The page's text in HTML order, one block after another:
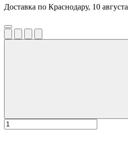
Доставка по Краснодару, 10 августа